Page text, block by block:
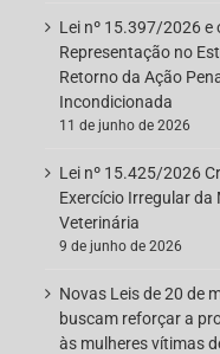
Lei nº 15.397/2026 e
Representação no
Retorno da Ação
Incondicionada
11 de junho de 2026
Lei nº 15.425/2026
Exercício Irregular da
Veterinária
9 de junho de 2026
Novas Leis de 20 de
buscam reforçar a
às mulheres vítimas